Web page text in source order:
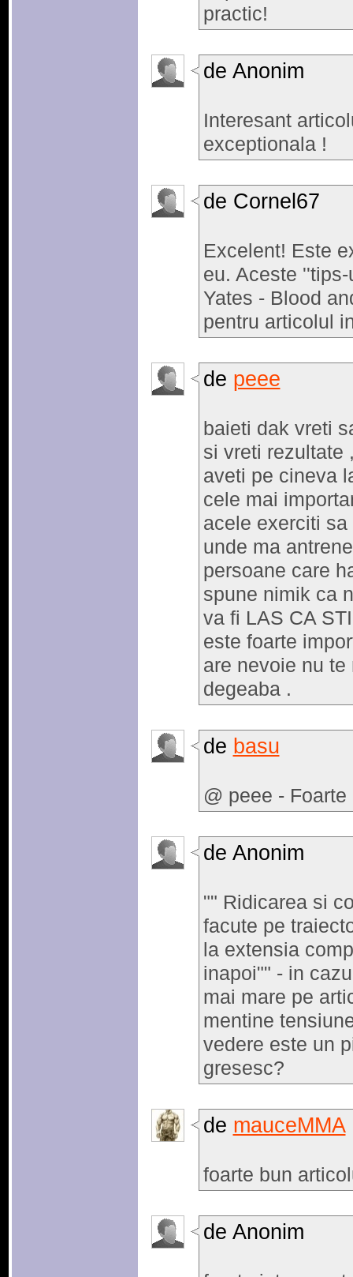
practic!
de Anonim
Interesant
exceptionala !
de Cornel67
Excelent! Este
eu. Aceste
Yates - Blood
pentru articolul
de peee
baieti dak vreti
si vreti rezultate
aveti pe cineva
cele mai
acele exerciti
unde ma
persoane care
spune nimik ca
va fi LAS CA
este foarte
are nevoie nu
degeaba .
de basu
@ peee -
de Anonim
"" Ridicarea si
facute pe
la extensia
inapoi"" - in
mai mare pe
mentine
vedere este un
gresesc?
de mauceMMA
foarte bun
de Anonim